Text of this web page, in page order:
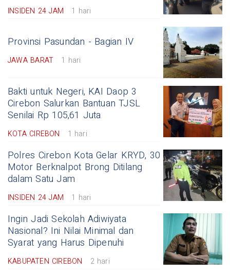
INSIDEN 24 JAM 1 hari
Provinsi Pasundan - Bagian IV
JAWA BARAT 1 hari
Bakti untuk Negeri, KAI Daop 3
Cirebon Salurkan Bantuan TJSL
Senilai Rp 105,61 Juta
KOTA CIREBON 1 hari
Polres Cirebon Kota Gelar KRYD, 30
Motor Berknalpot Brong Ditilang
dalam Satu Jam
INSIDEN 24 JAM 1 hari
Ingin Jadi Sekolah Adiwiyata
Nasional? Ini Nilai Minimal dan
Syarat yang Harus Dipenuhi
KABUPATEN CIREBON 2 hari